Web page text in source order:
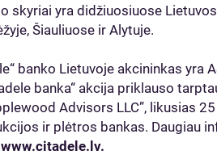
skyriai yra didžiuosiuose
Šiauliuose ir Alytuje.
banko Lietuvoje akcininkas yra
banka“ akcija priklauso
Advisors LLC”, likusias
ir plėtros bankas. Daugiau
www.citadele.lv.